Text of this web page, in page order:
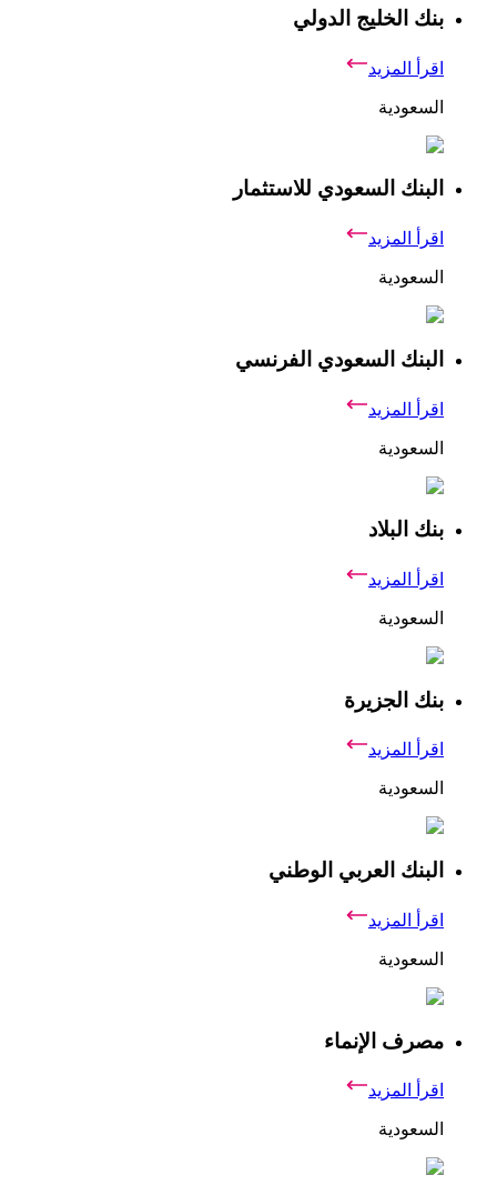
بنك الخليج الدولي
اقرأ المزيد
السعودية
البنك السعودي للاستثمار
اقرأ المزيد
السعودية
البنك السعودي الفرنسي
اقرأ المزيد
السعودية
بنك البلاد
اقرأ المزيد
السعودية
بنك الجزيرة
اقرأ المزيد
السعودية
البنك العربي الوطني
اقرأ المزيد
السعودية
مصرف الإنماء
اقرأ المزيد
السعودية